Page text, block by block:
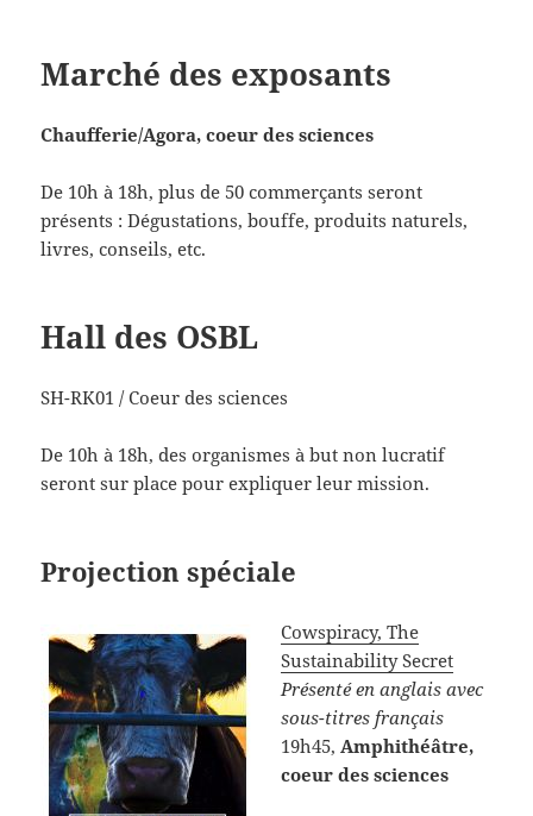
Marché des exposants
Chaufferie/Agora, coeur des sciences
De 10h à 18h, plus de 50 commerçants seront
présents : Dégustations, bouffe, produits naturels,
livres, conseils, etc.
Hall des OSBL
SH-RK01 / Coeur des sciences
De 10h à 18h, des organismes à but non lucratif
seront sur place pour expliquer leur mission.
Projection spéciale
Cowspiracy, The
Sustainability Secret
Présenté en anglais avec
sous-titres français
19h45,Amphithéâtre,
coeur des sciences